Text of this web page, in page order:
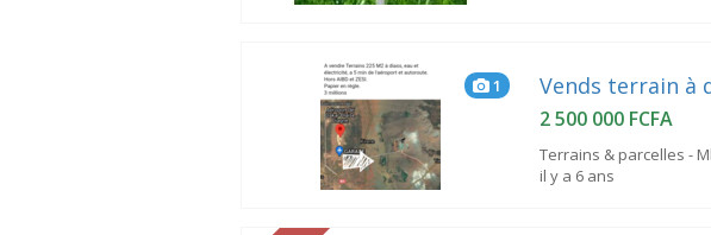
1 Vends terrain à
2 500 000 FCFA
Terrains & parcelles -
il y a 6 ans